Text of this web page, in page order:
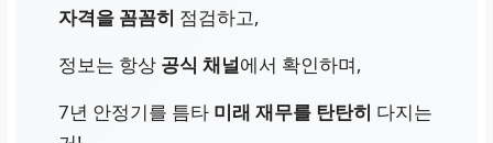
자격을 꼼꼼히 점검하고,
정보는 항상 공식 채널에서 확인하며,
7년 안정기를 틈타 미래 재무를 탄탄히 다지는